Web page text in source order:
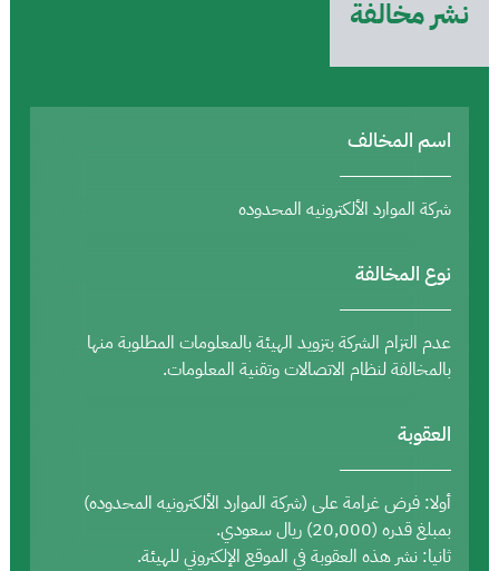
نشر مخالفة
اسم المخالف
شركة الموارد الألكترونيه المحدوده
نوع المخالفة
عدم التزام الشركة بتزويد الهيئة بالمعلومات المطلوبة منها
بالمخالفة لنظام الاتصالات وتقنية المعلومات.
العقوبة
أولا: فرض غرامة على (شركة الموارد الألكترونيه المحدوده)
بمبلغ قدره (20,000) ريال سعودي.
ثانيا: نشر هذه العقوبة في الموقع الإلكتروني للهيئة.